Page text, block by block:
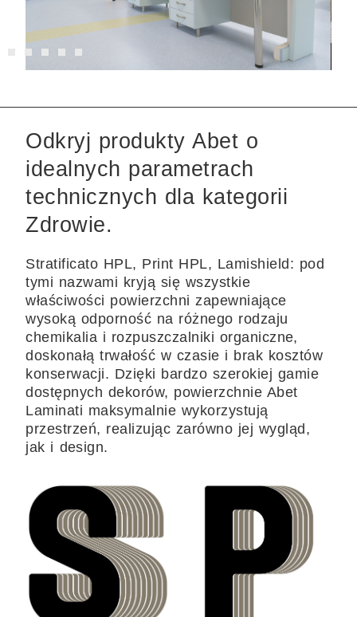
Odkryj produkty Abet o
idealnych parametrach
technicznych dla kategorii
Zdrowie.
Stratificato HPL, Print HPL, Lamishield: pod
tymi nazwami kryją się wszystkie
właściwości powierzchni zapewniające
wysoką odporność na różnego rodzaju
chemikalia i rozpuszczalniki organiczne,
doskonałą trwałość w czasie i brak kosztów
konserwacji. Dzięki bardzo szerokiej gamie
dostępnych dekorów, powierzchnie Abet
Laminati maksymalnie wykorzystują
przestrzeń, realizując zarówno jej wygląd,
jak i design.